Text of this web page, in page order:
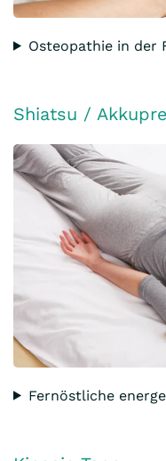
Osteopathie in der
Shiatsu /
Fernöstliche